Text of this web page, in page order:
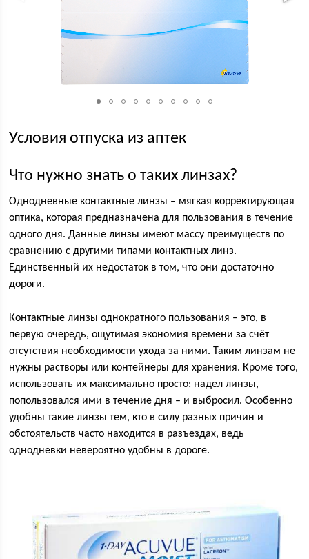
Условия отпуска из аптек
Что нужно знать о таких линзах?
Однодневные контактные линзы – мягкая корректирующая
оптика, которая предназначена для пользования в течение
одного дня. Данные линзы имеют массу преимуществ по
сравнению с другими типами контактных линз.
Единственный их недостаток в том, что они достаточно
дороги.
Контактные линзы однократного пользования – это, в
первую очередь, ощутимая экономия времени за счёт
отсутствия необходимости ухода за ними. Таким линзам не
нужны растворы или контейнеры для хранения. Кроме того,
использовать их максимально просто: надел линзы,
попользовался ими в течение дня – и выбросил. Особенно
удобны такие линзы тем, кто в силу разных причин и
обстоятельств часто находится в разъездах, ведь
однодневки невероятно удобны в дороге.